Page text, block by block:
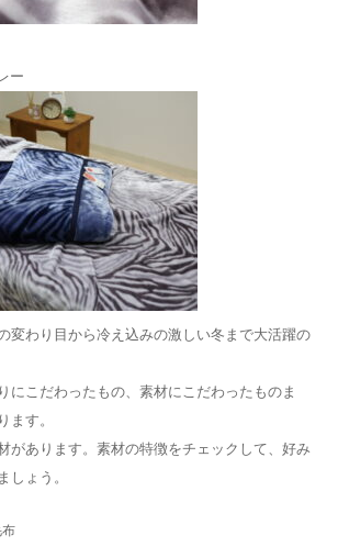
ー
変わり目から冷え込みの激しい冬まで大活躍の
にこだわったもの、素材にこだわったものま
ます。
があります。素材の特徴をチェックして、好み
しょう。